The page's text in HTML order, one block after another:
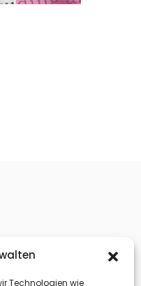
Technologien wie